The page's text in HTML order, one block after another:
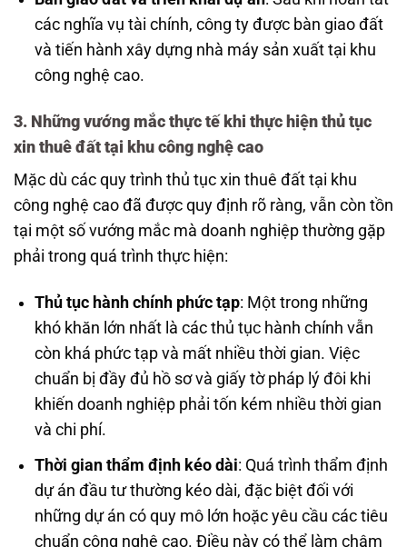
các nghĩa vụ tài chính, công ty được bàn giao đất
và tiến hành xây dựng nhà máy sản xuất tại khu
công nghệ cao.
3. Những vướng mắc thực tế khi thực hiện thủ tục
xin thuê đất tại khu công nghệ cao
Mặc dù các quy trình thủ tục xin thuê đất tại khu
công nghệ cao đã được quy định rõ ràng, vẫn còn tồn
tại một số vướng mắc mà doanh nghiệp thường gặp
phải trong quá trình thực hiện:
Thủ tục hành chính phức tạp: Một trong những
khó khăn lớn nhất là các thủ tục hành chính vẫn
còn khá phức tạp và mất nhiều thời gian. Việc
chuẩn bị đầy đủ hồ sơ và giấy tờ pháp lý đôi khi
khiến doanh nghiệp phải tốn kém nhiều thời gian
và chi phí.
Thời gian thẩm định kéo dài: Quá trình thẩm định
dự án đầu tư thường kéo dài, đặc biệt đối với
những dự án có quy mô lớn hoặc yêu cầu các tiêu
chuẩn công nghệ cao. Điều này có thể làm chậm